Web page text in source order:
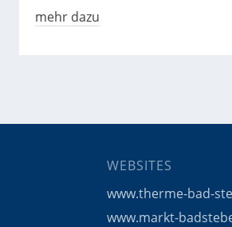
mehr dazu
WEBSITES
www.therme-bad-
www.markt-